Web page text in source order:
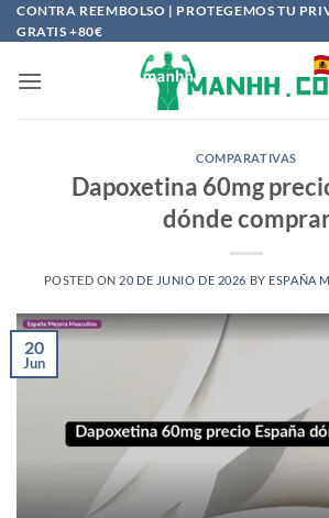
Saltar
al
CONTRA REEMBOLSO | PROTEGEMOS TU
GRATIS +80€
COMPARATIVAS
Dapoxetina 60mg
dónde
POSTED ON 20 DE JUNIO DE 2026 BY ESPAÑA
20
Jun